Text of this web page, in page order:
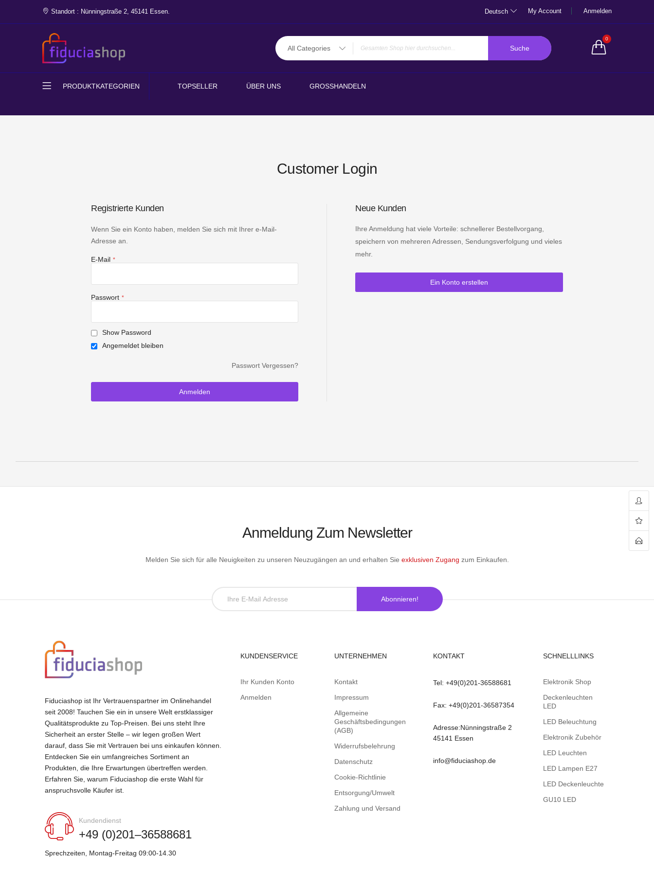
Standort : Nünningstraße 2, 45141 Essen. Deutsch My Account Anmelden
0
All Categories Suche
PRODUKTKATEGORIEN TOPSELLER ÜBER UNS GROSSHANDELN
Customer Login
Registrierte Kunden
Wenn Sie ein Konto haben, melden Sie sich mit Ihrer e-Mail-
Adresse an.
E-Mail
Passwort
Show Password
Angemeldet bleiben
Anmelden
Passwort Vergessen?
Neue Kunden
Ihre Anmeldung hat viele Vorteile: schnellerer Bestellvorgang,
speichern von mehreren Adressen, Sendungsverfolgung und vieles
mehr.
Ein Konto erstellen
Anmeldung Zum Newsletter
Melden Sie sich für alle Neuigkeiten zu unseren Neuzugängen an und erhalten Sie exklusiven Zugang zum Einkaufen.
Abonnieren!
Fiduciashop ist Ihr Vertrauenspartner im Onlinehandel
seit 2008! Tauchen Sie ein in unsere Welt erstklassiger
Qualitätsprodukte zu Top-Preisen. Bei uns steht Ihre
Sicherheit an erster Stelle – wir legen großen Wert
darauf, dass Sie mit Vertrauen bei uns einkaufen können.
Entdecken Sie ein umfangreiches Sortiment an
Produkten, die Ihre Erwartungen übertreffen werden.
Erfahren Sie, warum Fiduciashop die erste Wahl für
anspruchsvolle Käufer ist.
Kundendienst
+49 (0)201–36588681
Sprechzeiten, Montag-Freitag 09:00-14.30
KUNDENSERVICE
Ihr Kunden Konto
Anmelden
UNTERNEHMEN
Kontakt
Impressum
Allgemeine
Geschäftsbedingungen
(AGB)
Widerrufsbelehrung
Datenschutz
Cookie-Richtlinie
Entsorgung/Umwelt
Zahlung und Versand
KONTAKT
Tel: +49(0)201-36588681
Fax: +49(0)201-36587354
Adresse:Nünningstraße 2
45141 Essen
info@fiduciashop.de
SCHNELLLINKS
Elektronik Shop
Deckenleuchten
LED
LED Beleuchtung
Elektronik Zubehör
LED Leuchten
LED Lampen E27
LED Deckenleuchte
GU10 LED